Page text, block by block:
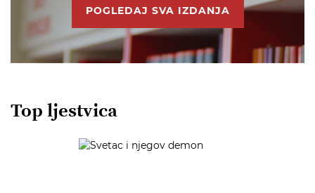
POGLEDAJ SVA IZDANJA
Top ljestvica